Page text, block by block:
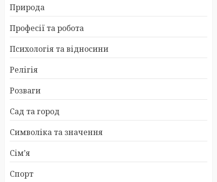
Природа
Професії та робота
Психологія та відносини
Релігія
Розваги
Сад та город
Символіка та значення
Сім’я
Спорт